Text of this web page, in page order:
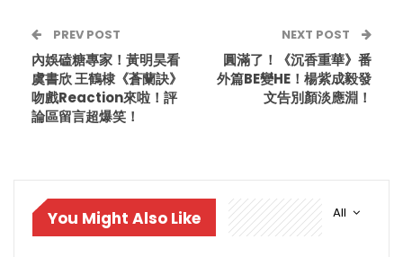
PREV POST
內娛磕糖專家！黃明昊看
虞書欣 王鶴棣《蒼蘭訣》
吻戲Reaction來啦！評
論區留言超爆笑！
NEXT POST
圓滿了！《沉香重華》番
外篇BE變HE！楊紫成毅發
文告別顏淡應淵！
All
You Might Also Like